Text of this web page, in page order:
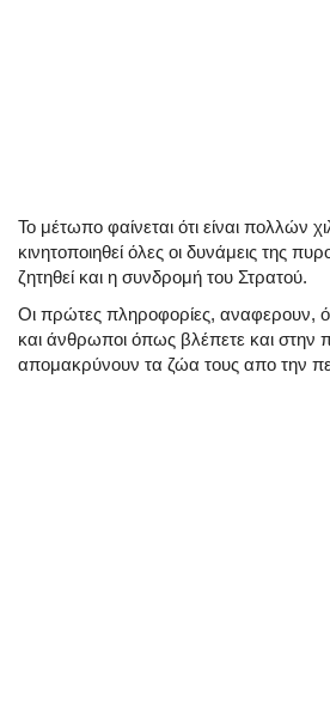
Το μέτωπο φαίνεται ότι είναι πολλών
κινητοποιηθεί όλες οι δυνάμεις της
ζητηθεί και η συνδρομή του Στρατού.
Οι πρώτες πληροφορίες, αναφερουν,
και άνθρωποι όπως βλέπετε και
απομακρύνουν τα ζώα τους απο την